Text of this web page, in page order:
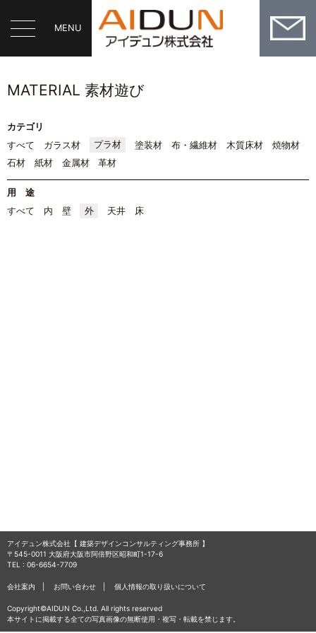
MENU
MATERIAL 素材遊び
カテゴリ
すべて
ガラス材 プラ材 塗装材 布・繊維材 木質床材
焼物材
石材
紙材 金属材 革材
用 途
すべて
内 壁 外 天井 床
アイデュン株式会社【 建築デザインコンサルティング事務所 】
〒545-0011 大阪府大阪市阿倍野区昭和町1-17-6
TEL : 06-6654-7709
会社案内 お問い合わせ 個人情報の取り扱いについて
Copyright©AIDUN Co.,Ltd. All rights reserved
本サイトに掲載する全ての写真画像の無断使用・複写・転載を禁じます。